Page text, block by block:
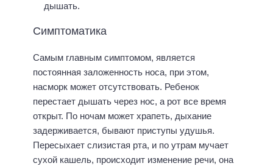
дышать.
Симптоматика
Самым главным симптомом, является
постоянная заложенность носа, при этом,
насморк может отсутствовать. Ребенок
перестает дышать через нос, а рот все время
открыт. По ночам может храпеть, дыхание
задерживается, бывают приступы удушья.
Пересыхает слизистая рта, и по утрам мучает
сухой кашель, происходит изменение речи, она